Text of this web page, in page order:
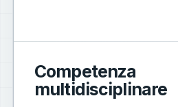
Competenza
multidisciplinare